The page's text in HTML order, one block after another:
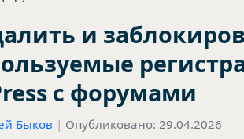
и
с форумами
Быков | Опубликовано: 29.04.2026